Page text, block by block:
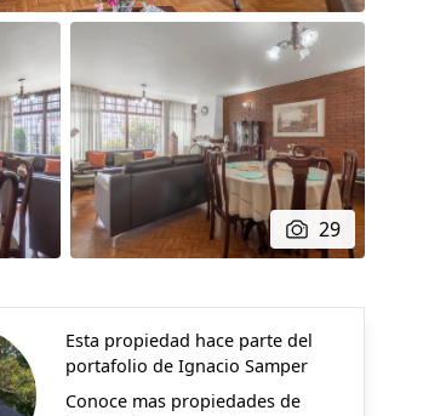
29
Esta propiedad hace parte del
portafolio de Ignacio Samper
Conoce mas propiedades de